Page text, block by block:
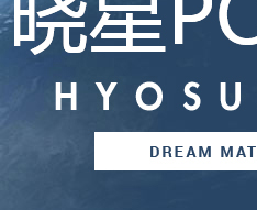
服务项目和范围、标准和流程为用户提供
号。服务的性建立在全体员工高度的服务
涵盖技术服务和质量服务，以及由此派生
春风”的感觉，是我们追求的目标。